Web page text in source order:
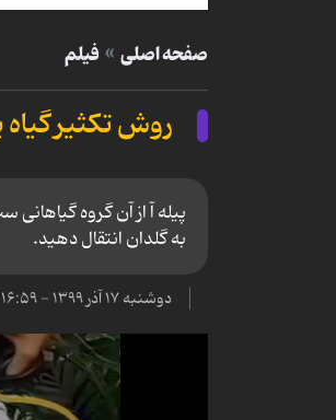
صفحه اصلی فیلم
روش تکثیر گیاه
پیله آ از آن گروه
به گلدان انتقال دهید.
دوشنبه ۱۷ آذر ۱۳۹۹ - ۱۶:۵۹